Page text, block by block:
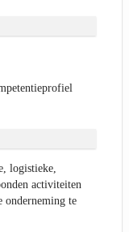
logistieke,
activiteiten
onderneming te